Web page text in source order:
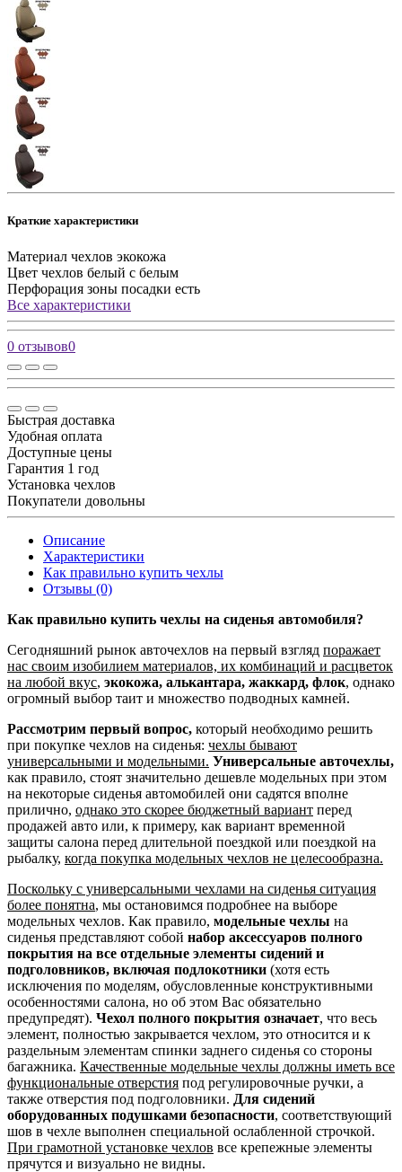
Краткие характеристики
Материал чехлов экокожа
Цвет чехлов белый с белым
Перфорация зоны посадки есть
Все характеристики
0 отзывов0
Быстрая доставка
Удобная оплата
Доступные цены
Гарантия 1 год
Установка чехлов
Покупатели довольны
Описание
Характеристики
Как правильно купить чехлы
Отзывы (0)
Как правильно купить чехлы на сиденья автомобиля?
Сегодняшний рынок авточехлов на первый взгляд поражает
нас своим изобилием материалов, их комбинаций и расцветок
на любой вкус, экокожа, алькантара, жаккард, флок, однако
огромный выбор таит и множество подводных камней.
Рассмотрим первый вопрос, который необходимо решить
при покупке чехлов на сиденья: чехлы бывают
универсальными и модельными. Универсальные авточехлы,
как правило, стоят значительно дешевле модельных при этом
на некоторые сиденья автомобилей они садятся вполне
прилично, однако это скорее бюджетный вариант перед
продажей авто или, к примеру, как вариант временной
защиты салона перед длительной поездкой или поездкой на
рыбалку, когда покупка модельных чехлов не целесообразна.
Поскольку с универсальными чехлами на сиденья ситуация
более понятна, мы остановимся подробнее на выборе
модельных чехлов. Как правило, модельные чехлы на
сиденья представляют собой набор аксессуаров полного
покрытия на все отдельные элементы сидений и
подголовников, включая подлокотники (хотя есть
исключения по моделям, обусловленные конструктивными
особенностями салона, но об этом Вас обязательно
предупредят). Чехол полного покрытия означает, что весь
элемент, полностью закрывается чехлом, это относится и к
раздельным элементам спинки заднего сиденья со стороны
багажника. Качественные модельные чехлы должны иметь все
функциональные отверстия под регулировочные ручки, а
также отверстия под подголовники. Для сидений
оборудованных подушками безопасности, соответствующий
шов в чехле выполнен специальной ослабленной строчкой.
При грамотной установке чехлов все крепежные элементы
прячутся и визуально не видны.